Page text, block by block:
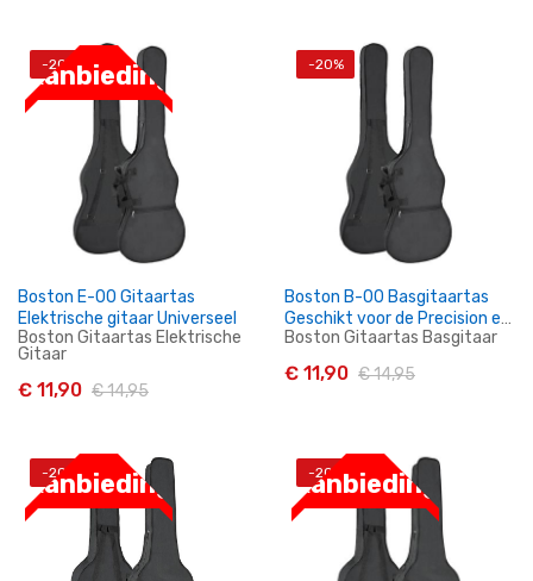
Aanbieding
-20%
In Winkelwagen
Boston E-00 Gitaartas
Elektrische gitaar Universeel
Boston Gitaartas Elektrische
Gitaar
€ 11,90 € 14,95
-20%
In Winkelwagen
Boston B-00 Basgitaartas
Geschikt voor de Precision en
Jazz Bass modellen.
Boston Gitaartas Basgitaar
€ 11,90 € 14,95
Aanbieding
-20% Aanbieding
-20%